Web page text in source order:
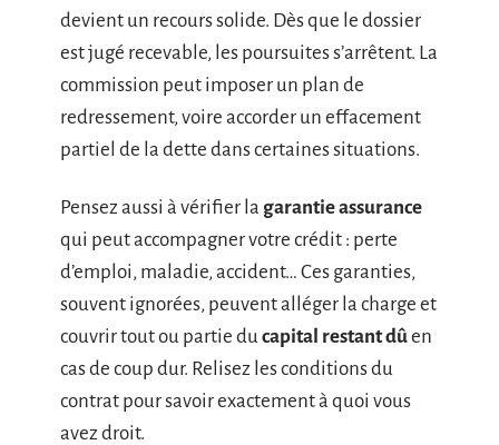
devient un recours solide. Dès que le dossier
est jugé recevable, les poursuites s’arrêtent. La
commission peut imposer un plan de
redressement, voire accorder un effacement
partiel de la dette dans certaines situations.
Pensez aussi à vérifier la garantie assurance
qui peut accompagner votre crédit : perte
d’emploi, maladie, accident… Ces garanties,
souvent ignorées, peuvent alléger la charge et
couvrir tout ou partie du capital restant dûen
cas de coup dur. Relisez les conditions du
contrat pour savoir exactement à quoi vous
avez droit.